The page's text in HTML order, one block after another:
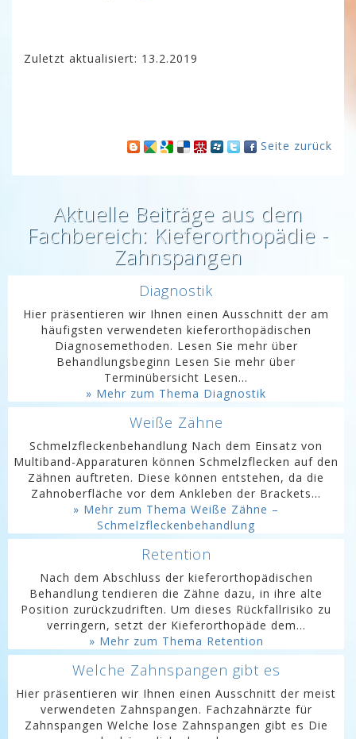
Zuletzt aktualisiert: 13.2.2019
Seite zurück
Aktuelle Beiträge aus dem
Fachbereich: Kieferorthopädie -
Zahnspangen
Diagnostik
Hier präsentieren wir Ihnen einen Ausschnitt der am
häufigsten verwendeten kieferorthopädischen
Diagnosemethoden. Lesen Sie mehr über
Behandlungsbeginn Lesen Sie mehr über
Terminübersicht Lesen...
» Mehr zum Thema Diagnostik
Weiße Zähne
Schmelzfleckenbehandlung Nach dem Einsatz von
Multiband-Apparaturen können Schmelzflecken auf den
Zähnen auftreten. Diese können entstehen, da die
Zahnoberfläche vor dem Ankleben der Brackets...
» Mehr zum Thema Weiße Zähne –
Schmelzfleckenbehandlung
Retention
Nach dem Abschluss der kieferorthopädischen
Behandlung tendieren die Zähne dazu, in ihre alte
Position zurückzudriften. Um dieses Rückfallrisiko zu
verringern, setzt der Kieferorthopäde dem...
» Mehr zum Thema Retention
Welche Zahnspangen gibt es
Hier präsentieren wir Ihnen einen Ausschnitt der meist
verwendeten Zahnspangen. Fachzahnärzte für
Zahnspangen Welche lose Zahnspangen gibt es Die